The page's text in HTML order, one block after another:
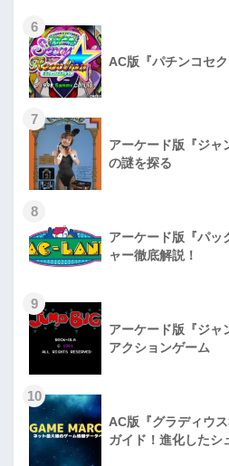
6
AC版『パチンコセク
7
アーケード版『ジャ
の謎を探る
8
アーケード版『パッ
ャー徹底解説！
9
アーケード版『ジャ
アクションゲーム
10
AC版『グラディウ
ガイド！進化したシ